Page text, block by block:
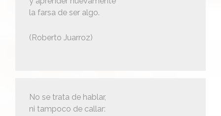
la farsa de ser algo.
(Roberto Juarroz)
No se trata de hablar,
ni tampoco de callar: